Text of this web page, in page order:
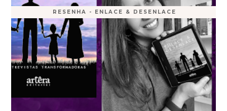
RESENHA - ENLACE & DESENLACE